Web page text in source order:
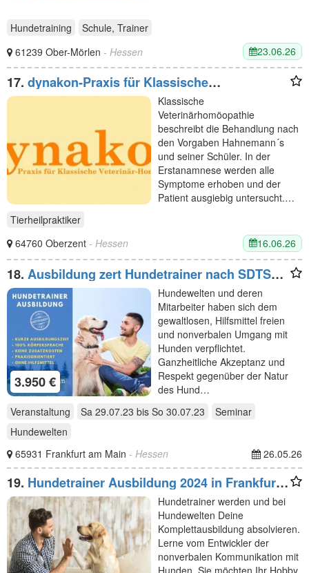
Hundetraining
Schule, Trainer
61239 Ober-Mörlen - Hessen 23.06.26
17. dynakon-Praxis für Klassische
Veterinärhomöopathie
Klassische
Veterinärhomöopathie
beschreibt die Behandlung nach
den Vorgaben Hahnemann´s
und seiner Schüler. In der
Erstanamnese werden alle
Symptome erhoben und der
Patient ausgiebig untersucht.…
Tierheilpraktiker
64760 Oberzent - Hessen 16.06.26
18. Ausbildung zert Hundetrainer nach SDTS
Fachrichtung Problemtherapie
3.950 €
Hundewelten und deren
Mitarbeiter haben sich dem
gewaltlosen, Hilfsmittel freien
und nonverbalen Umgang mit
Hunden verpflichtet.
Ganzheitliche Akzeptanz und
Respekt gegenüber der Natur
des Hund…
Veranstaltung
Sa 29.07.23 bis So 30.07.23
Seminar
Hundewelten
65931 Frankfurt am Main - Hessen 26.05.26
19. Hundetrainer Ausbildung 2024 in Frankfurt
am Main
Hundetrainer werden und bei
Hundewelten Deine
Komplettausbildung absolvieren.
Lerne vom Entwickler der
nonverbalen Kommunikation mit
Hunden. Sie möchten Ihr Hobby